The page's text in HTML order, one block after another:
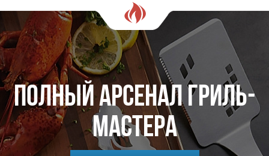
Полный арсенал гриль-
мастера